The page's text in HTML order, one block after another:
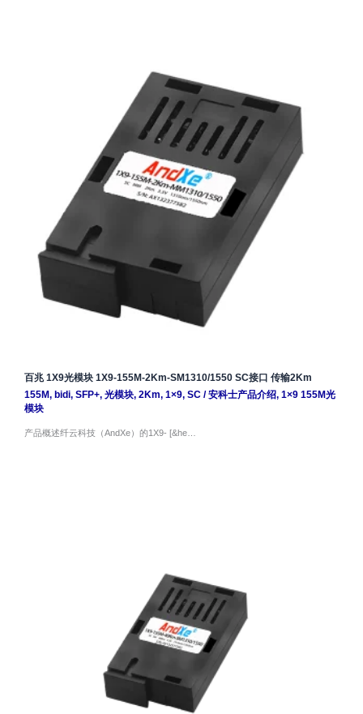
百兆 1X9光模块 1X9-155M-2Km-SM1310/1550 SC接口 传输2Km
155M, bidi, SFP+, 光模块, 2Km, 1×9, SC/安科士产品介绍, 1×9 155M光
模块
产品概述纤云科技（AndXe）的1X9- [&he…